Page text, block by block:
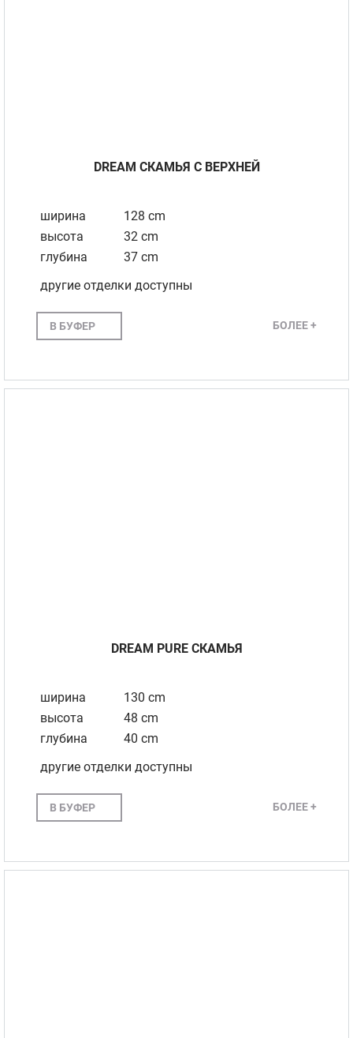
DREAM СКАМЬЯ С ВЕРХНЕЙ
ширина
128 cm
высота
32 cm
глубина
37 cm
другие отделки доступны
В БУФЕР БОЛЕЕ +
DREAM PURE СКАМЬЯ
ширина
130 cm
высота
48 cm
глубина
40 cm
другие отделки доступны
В БУФЕР БОЛЕЕ +